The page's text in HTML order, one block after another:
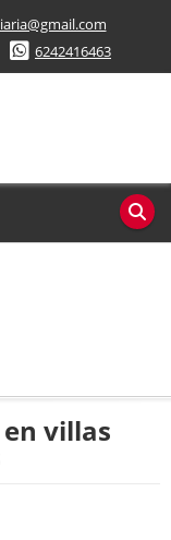
6242416463
villas